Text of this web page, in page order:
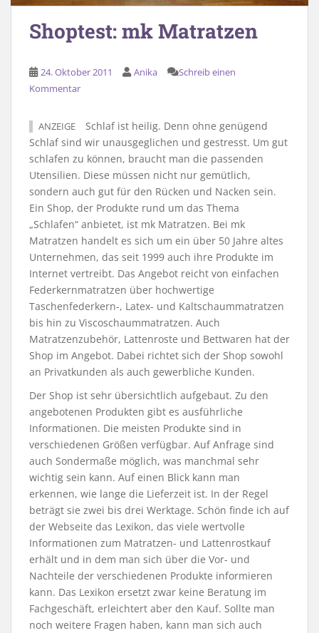
Shoptest: mk Matratzen
24. Oktober 2011 Anika
Schreib einen
Kommentar
ANZEIGE
Schlaf ist heilig. Denn ohne genügend
Schlaf sind wir unausgeglichen und gestresst. Um gut
schlafen zu können, braucht man die passenden
Utensilien. Diese müssen nicht nur gemütlich,
sondern auch gut für den Rücken und Nacken sein.
Ein Shop, der Produkte rund um das Thema
„Schlafen“ anbietet, ist mk Matratzen. Bei mk
Matratzen handelt es sich um ein über 50 Jahre altes
Unternehmen, das seit 1999 auch ihre Produkte im
Internet vertreibt. Das Angebot reicht von einfachen
Federkernmatratzen über hochwertige
Taschenfederkern-, Latex- und Kaltschaummatratzen
bis hin zu Viscoschaummatratzen. Auch
Matratzenzubehör, Lattenroste und Bettwaren hat der
Shop im Angebot. Dabei richtet sich der Shop sowohl
an Privatkunden als auch gewerbliche Kunden.
Der Shop ist sehr übersichtlich aufgebaut. Zu den
angebotenen Produkten gibt es ausführliche
Informationen. Die meisten Produkte sind in
verschiedenen Größen verfügbar. Auf Anfrage sind
auch Sondermaße möglich, was manchmal sehr
wichtig sein kann. Auf einen Blick kann man
erkennen, wie lange die Lieferzeit ist. In der Regel
beträgt sie zwei bis drei Werktage. Schön finde ich auf
der Webseite das Lexikon, das viele wertvolle
Informationen zum Matratzen- und Lattenrostkauf
erhält und in dem man sich über die Vor- und
Nachteile der verschiedenen Produkte informieren
kann. Das Lexikon ersetzt zwar keine Beratung im
Fachgeschäft, erleichtert aber den Kauf. Sollte man
noch weitere Fragen haben, kann man sich auch